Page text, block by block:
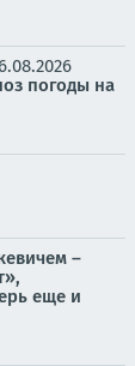
погоды на
–
еще и